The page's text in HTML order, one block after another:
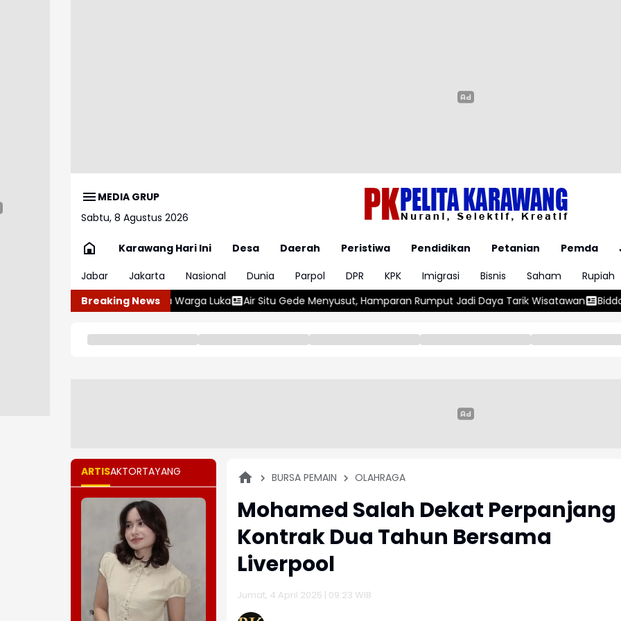
MEDIA GRUP
Sabtu, 8 Agustus 2026
Karawang Hari Ini Desa Daerah Peristiwa Pendidikan Petanian Pemda
Jabar
Jakarta Nasional Dunia Parpol DPR KPK Imigrasi Bisnis Saham Rupiah
Breaking News
Air Situ Gede Menyusut, Hamparan Rumput Jadi Daya Tarik Wisatawan Biddokkes Polda Metro Jaya Siap
ARTISAKTORTAYANG BURSA PEMAIN OLAHRAGA
Mohamed Salah Dekat Perpanjang
Kontrak Dua Tahun Bersama
Liverpool
Jumat, 4 April 2025 | 09:23 WIB